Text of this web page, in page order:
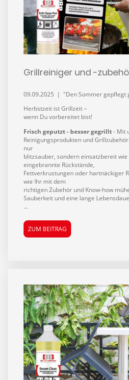
Grillreiniger und -
09.09.2025 | "Den Sommer gepflegt
Herbstzeit ist Grillzeit –
wenn Du vorbereitet bist!
Frisch geputzt - besser gegrillt- Mit
Reinigungsprodukten und
nur
blitzsauber, sondern einsatzbereit
eingebrannte Rückstände,
Fettverkrustungen oder hartnäckiger
wie Ihr mit dem
richtigen Zubehör und Know-how
Sauberkeit und eine lange
...
ZUM BEITRAG